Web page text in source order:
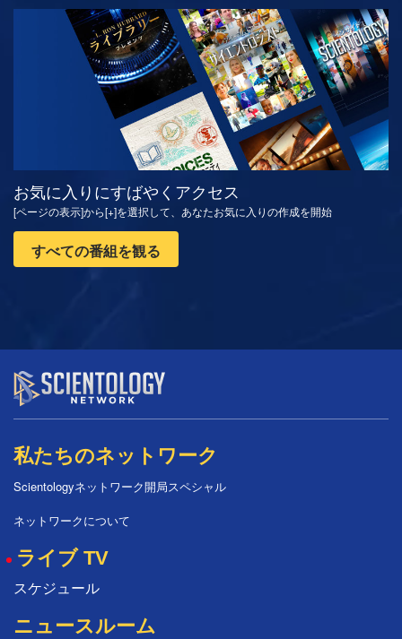
観る シリーズを探求
お気に入りにすばやくアクセス
[ページの表示]から[+]を選択して、あなたお気に入りの作成を開始
すべての番組を観る
私たちのネットワーク
Scientologyネットワーク開局スペシャル
ネットワークについて
ライブ TV
スケジュール
ニュースルーム